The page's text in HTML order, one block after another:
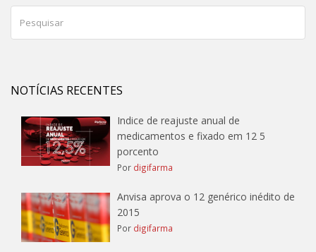
NOTÍCIAS RECENTES
Indice de reajuste anual de
medicamentos e fixado em 12 5
porcento
Por digifarma
Anvisa aprova o 12 genérico inédito de
2015
Por digifarma